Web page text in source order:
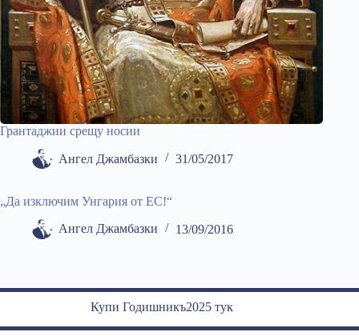
Грантаджии срещу носии
Ангел Джамбазки 31/05/2017
„Да изключим Унгария от ЕС!“
Ангел Джамбазки 13/09/2016
Купи Годишникъ2025 тук